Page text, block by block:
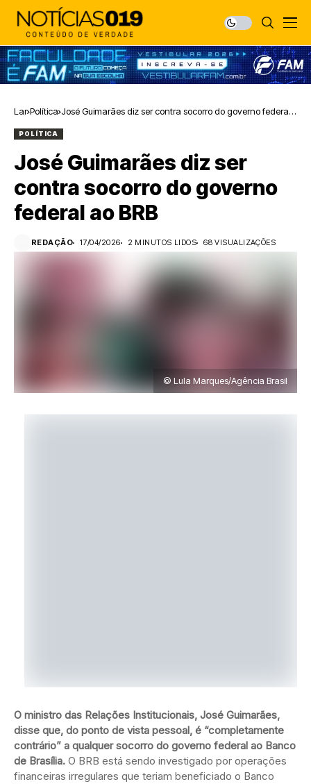
Lar Política José Guimarães diz ser contra socorro do governo federal
POLÍTICA
José Guimarães diz ser
contra socorro do governo
federal ao BRB
REDAÇÃO 17/04/2026 2 MINUTOS LIDOS 68 VISUALIZAÇÕES
© Lula Marques/Agência Brasil
O ministro das Relações Institucionais, José Guimarães,
disse que, do ponto de vista pessoal, é “completamente
contrário” a qualquer socorro do governo federal ao Banco
de Brasília. O BRB está sendo investigado por operações
financeiras irregulares que teriam beneficiado o Banco